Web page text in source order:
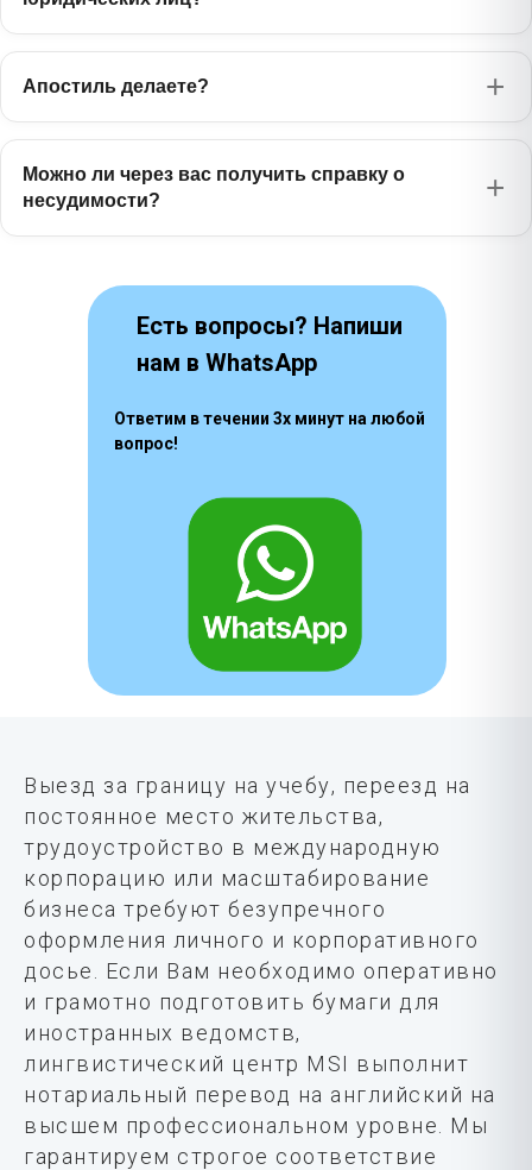
1630 ₽
Бенгальский
Фарси 1170 ₽
Апостиль делаете?
Можно ли через вас получить справку о
несудимости?
Есть вопросы? Напиши
нам в WhatsApp
Ответим в течении 3х минут на любой
вопрос!
Выезд за границу на учебу, переезд на
постоянное место жительства,
трудоустройство в международную
корпорацию или масштабирование
бизнеса требуют безупречного
оформления личного и корпоративного
досье. Если Вам необходимо оперативно
и грамотно подготовить бумаги для
иностранных ведомств,
лингвистический центр MSI выполнит
нотариальный перевод на английский на
высшем профессиональном уровне. Мы
гарантируем строгое соответствие